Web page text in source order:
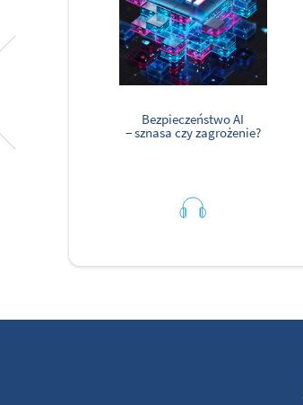
Bezpieczeństwo AI
− sznasa czy zagrożenie?